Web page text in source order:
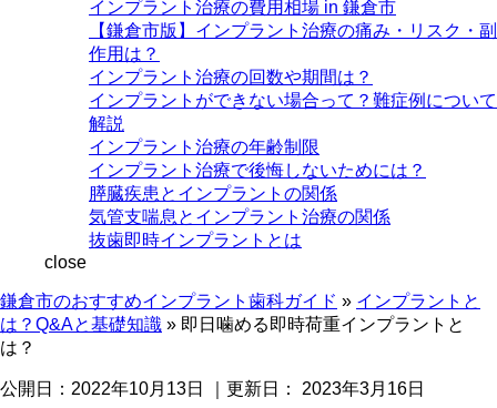
インプラント治療の費用相場 in 鎌倉市
【鎌倉市版】インプラント治療の痛み・リスク・副
作用は？
インプラント治療の回数や期間は？
インプラントができない場合って？難症例について
解説
インプラント治療の年齢制限
インプラント治療で後悔しないためには？
膵臓疾患とインプラントの関係
気管支喘息とインプラント治療の関係
抜歯即時インプラントとは
close
鎌倉市のおすすめインプラント歯科ガイド » インプラントと
は？Q&Aと基礎知識 » 即日噛める即時荷重インプラントと
は？
公開日： 2022年10月13日 ｜更新日： 2023年3月16日